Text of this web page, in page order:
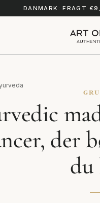
DANMARK: FRAGT
der
du